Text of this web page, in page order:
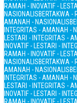
RAMAH - INOVATIF -
NASIONALISBERTAKWA -
AMANAH - NASIONALIS
INTEGRITAS - AMANAH -
LESTARI - INTEGRITAS -
INOVATIF - LESTARI -
RAMAH - INOVATIF -
NASIONALISBERTAKWA -
AMANAH - NASIONALIS
INTEGRITAS - AMANAH -
LESTARI - INTEGRITAS -
INOVATIF - LESTARI -